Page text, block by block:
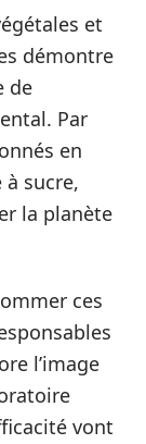
et
démontre
de
Par
en
sucre,
la planète
ces
l’image
vont